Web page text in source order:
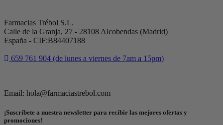
Farmacias Trébol S.L.
Calle de la Granja, 27 - 28108 Alcobendas (Madrid)
España - CIF:B84407188
659 761 904 (de lunes a viernes de 7am a 15pm)
Email: hola@farmaciastrebol.com
¡Suscríbete a nuestra newsletter para recibir las mejores ofertas y
promociones!